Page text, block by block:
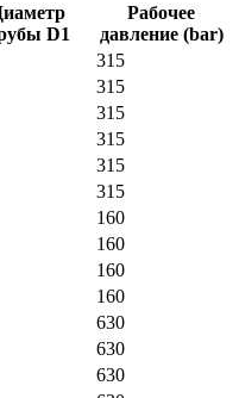
D1
Рабочее
давление (bar)
315
315
315
315
315
315
160
160
160
160
630
630
630